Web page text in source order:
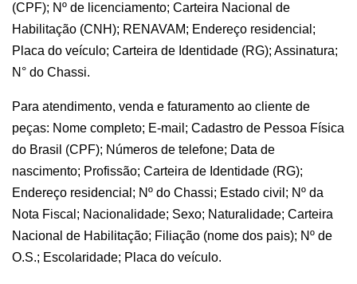
(CPF); Nº de licenciamento; Carteira Nacional de
Habilitação (CNH); RENAVAM; Endereço residencial;
Placa do veículo; Carteira de Identidade (RG); Assinatura;
N° do Chassi.
Para atendimento, venda e faturamento ao cliente de
peças: Nome completo; E-mail; Cadastro de Pessoa Física
do Brasil (CPF); Números de telefone; Data de
nascimento; Profissão; Carteira de Identidade (RG);
Endereço residencial; Nº do Chassi; Estado civil; Nº da
Nota Fiscal; Nacionalidade; Sexo; Naturalidade; Carteira
Nacional de Habilitação; Filiação (nome dos pais); Nº de
O.S.; Escolaridade; Placa do veículo.